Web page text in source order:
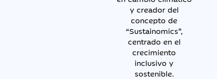
y creador del
concepto de
“Sustainomics”,
centrado en el
crecimiento
inclusivo y
sostenible.